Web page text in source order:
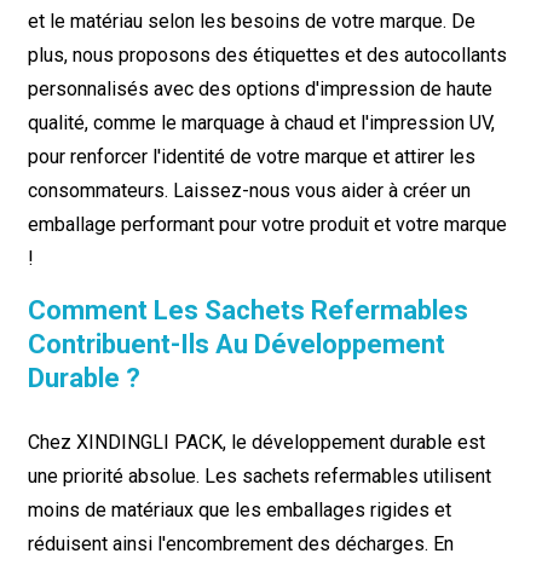
et le matériau selon les besoins de votre marque. De
plus, nous proposons des étiquettes et des autocollants
personnalisés avec des options d'impression de haute
qualité, comme le marquage à chaud et l'impression UV,
pour renforcer l'identité de votre marque et attirer les
consommateurs. Laissez-nous vous aider à créer un
emballage performant pour votre produit et votre marque
!
Comment Les Sachets Refermables
Contribuent-Ils Au Développement
Durable ?
Chez XINDINGLI PACK, le développement durable est
une priorité absolue. Les sachets refermables utilisent
moins de matériaux que les emballages rigides et
réduisent ainsi l'encombrement des décharges. En